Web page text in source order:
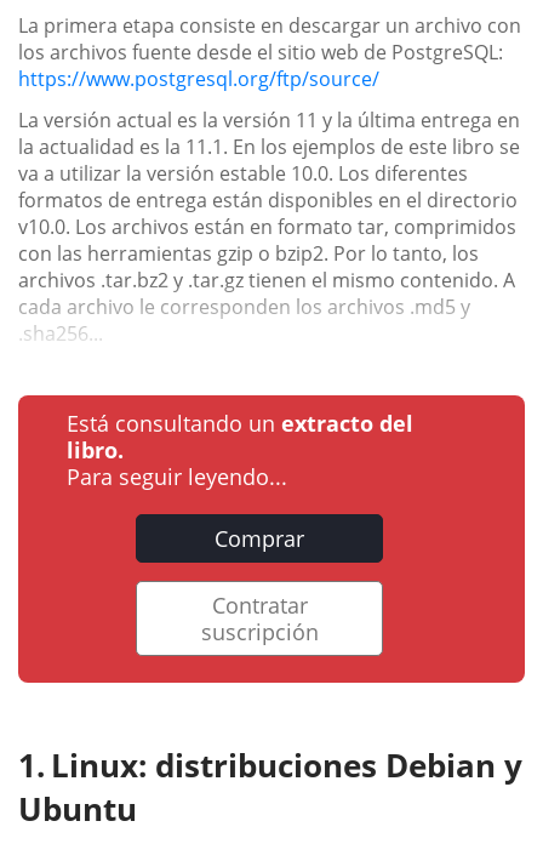
La primera etapa consiste en descargar un archivo con
los archivos fuente desde el sitio web de PostgreSQL:
https://www.postgresql.org/ftp/source/
La versión actual es la versión 11 y la última entrega en
la actualidad es la 11.1. En los ejemplos de este libro se
va a utilizar la versión estable 10.0. Los diferentes
formatos de entrega están disponibles en el directorio
v10.0. Los archivos están en formato tar, comprimidos
con las herramientas gzip o bzip2. Por lo tanto, los
archivos .tar.bz2 y .tar.gz tienen el mismo contenido. A
cada archivo le corresponden los archivos .md5 y
.sha256...
Está consultando un extracto del
libro.
Para seguir leyendo...
Comprar
Contratar
suscripción
Linux: distribuciones Debian y
Ubuntu